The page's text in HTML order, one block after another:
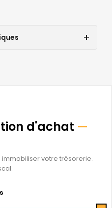
d'achat —
immobiliser votre trésorerie.